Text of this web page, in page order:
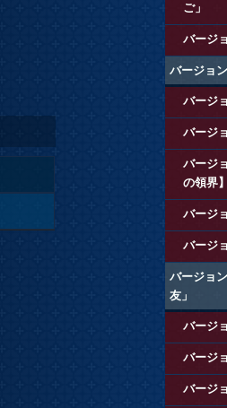
ご」
バージ
バージョ
バージ
バージ
バージ
の領界】
バージ
バージ
バージョ
友」
バージ
バージ
バージ